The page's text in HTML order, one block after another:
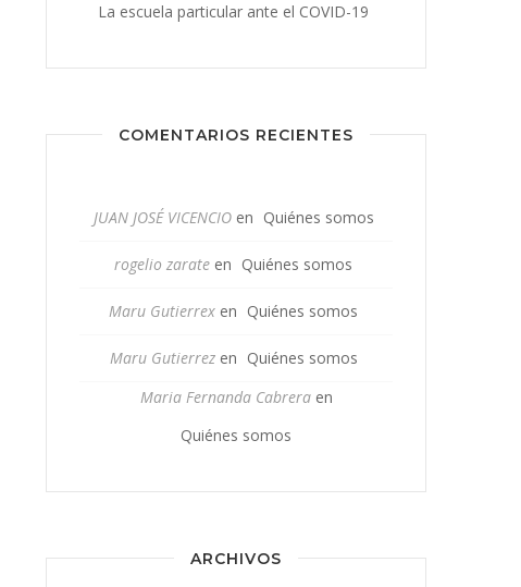
La escuela particular ante el COVID-19
COMENTARIOS RECIENTES
JUAN JOSÉ VICENCIOen Quiénes somos
rogelio zarate en Quiénes somos
Maru Gutierrex en Quiénes somos
Maru Gutierrezen Quiénes somos
Maria Fernanda Cabreraen
Quiénes somos
ARCHIVOS